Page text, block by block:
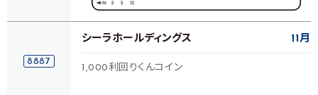
8887
シーラホールディングス 11月
1,000利回りくんコイン